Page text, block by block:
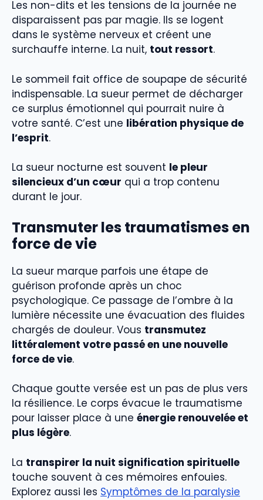
Les non-dits et les tensions de la journée ne
disparaissent pas par magie. Ils se logent
dans le système nerveux et créent une
surchauffe interne. La nuit, tout ressort.
Le sommeil fait office de soupape de sécurité
indispensable. La sueur permet de décharger
ce surplus émotionnel qui pourrait nuire à
votre santé. C’est une libération physique de
l’esprit.
La sueur nocturne est souvent le pleur
silencieux d’un cœur qui a trop contenu
durant le jour.
Transmuter les traumatismes en
force de vie
La sueur marque parfois une étape de
guérison profonde après un choc
psychologique. Ce passage de l’ombre à la
lumière nécessite une évacuation des fluides
chargés de douleur. Vous transmutez
littéralement votre passé en une nouvelle
force de vie.
Chaque goutte versée est un pas de plus vers
la résilience. Le corps évacue le traumatisme
pour laisser place à une énergie renouvelée et
plus légère.
La transpirer la nuit signification spirituelle
touche souvent à ces mémoires enfouies.
Explorez aussi les Symptômes de la paralysie